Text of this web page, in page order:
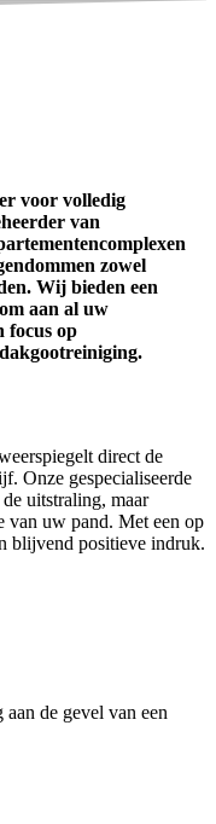
voor volledig
van
zowel
Wij bieden een
aan al uw
focus op
direct de
Onze gespecialiseerde
uitstraling, maar
van uw pand. Met een op
blijvend positieve indruk.